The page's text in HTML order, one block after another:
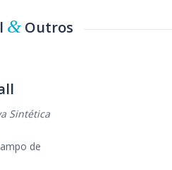
& Outros
Sintética
de